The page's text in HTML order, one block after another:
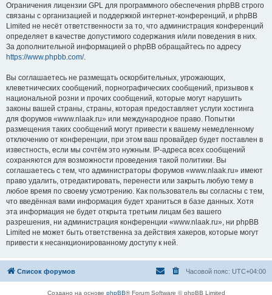
Ограничения лицензии GPL для программного обеспечения phpBB строго
связаны с организацией и поддержкой интернет-конференций, и phpBB
Limited не несёт ответственности за то, что администрация конференций
определяет в качестве допустимого содержания и/или поведения в них.
За дополнительной информацией о phpBB обращайтесь по адресу
https://www.phpbb.com/.
Вы соглашаетесь не размещать оскорбительных, угрожающих,
клеветнических сообщений, порнографических сообщений, призывов к
национальной розни и прочих сообщений, которые могут нарушить
законы вашей страны, страны, которая предоставляет услуги хостинга
для форумов «www.nlaak.ru» или международное право. Попытки
размещения таких сообщений могут привести к вашему немедленному
отключению от конференции, при этом ваш провайдер будет поставлен в
известность, если мы сочтём это нужным. IP-адреса всех сообщений
сохраняются для возможности проведения такой политики. Вы
соглашаетесь с тем, что администраторы форумов «www.nlaak.ru» имеют
право удалить, отредактировать, перенести или закрыть любую тему в
любое время по своему усмотрению. Как пользователь вы согласны с тем,
что введённая вами информация будет храниться в базе данных. Хотя
эта информация не будет открыта третьим лицам без вашего
разрешения, ни администрация конференции «www.nlaak.ru», ни phpBB
Limited не может быть ответственна за действия хакеров, которые могут
привести к несанкционированному доступу к ней.
Список форумов Часовой пояс: UTC+04:00
Создано на основе phpBB® Forum Software © phpBB Limited